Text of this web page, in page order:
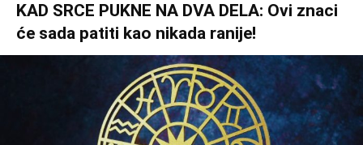
KAD SRCE PUKNE NA DVA DELA: Ovi znaci
će sada patiti kao nikada ranije!